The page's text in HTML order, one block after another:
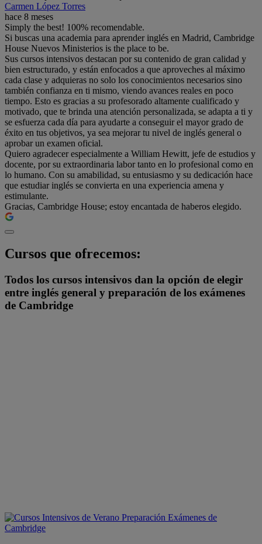
Carmen López Torres
hace 8 meses
Simply the best! 100% recomendable.
Si buscas una academia para aprender inglés en Madrid, Cambridge
House Nuevos Ministerios is the place to be.
Sus cursos intensivos destacan por su contenido de gran calidad y
bien estructurado, y están enfocados a que aproveches al máximo
cada clase y adquieras no solo los conocimientos necesarios sino
también confianza en ti mismo, viendo avances reales en poco
tiempo. Esto es gracias a su profesorado altamente cualificado y
motivado, que te brinda una atención personalizada, se adapta a ti y
se esfuerza cada día para ayudarte a conseguir el mayor grado de
éxito en tus objetivos, ya sea mejorar tu nivel de inglés general o
aprobar un examen oficial.
Quiero agradecer especialmente a William Hewitt, jefe de estudios y
docente, por su extraordinaria labor tanto en lo profesional como en
lo humano. Con su amabilidad, su entusiasmo y su dedicación hace
que estudiar inglés se convierta en una experiencia amena y
estimulante.
Gracias, Cambridge House; estoy encantada de haberos elegido.
Cursos que ofrecemos:
Todos los cursos intensivos dan la opción de elegir
entre inglés general y preparación de los exámenes
de Cambridge